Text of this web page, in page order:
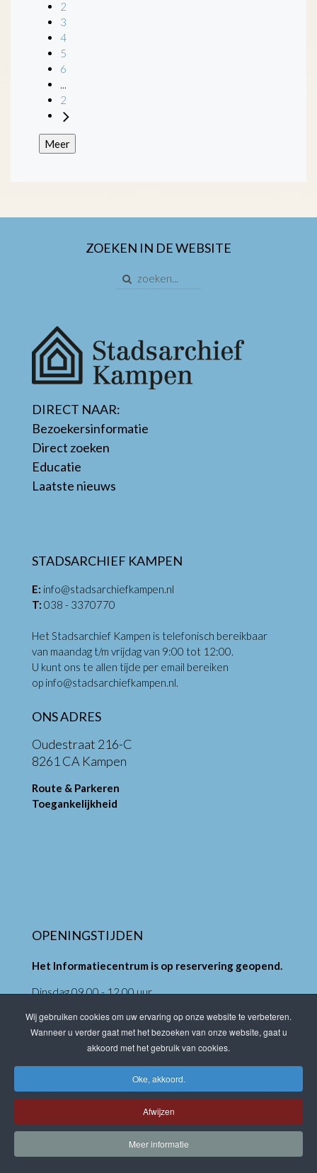
2
3
4
5
6
2
Meer
ZOEKEN IN DE WEBSITE
DIRECT NAAR:
Bezoekersinformatie
Direct zoeken
Educatie
Laatste nieuws
STADSARCHIEF KAMPEN
E: info@stadsarchiefkampen.nl
T: 038 - 3370770
Het Stadsarchief Kampen is telefonisch bereikbaar
van maandag t/m vrijdag van 9:00 tot 12:00.
U kunt ons te allen tijde per email bereiken
op info@stadsarchiefkampen.nl
ONS ADRES
Oudestraat 216-C
8261 CA Kampen
Route & Parkeren
Toegankelijkheid
OPENINGSTIJDEN
Het Informatiecentrum is op reservering geopend.
Dinsdag 09.00 - 12.00 uur
Donderdag 09.00 - 12.00 uur
Donderdag 13.00 - 16.00 uur
Alleen op afspraak
Gewijzigde openingstijden
- Het Informatiecentrum is gesloten op dinsdag 5 mei
en donderdag 14 mei 2026.
Wij gebruiken cookies om uw ervaring op onze website te verbeteren.
Wanneer u verder gaat met het bezoeken van onze website, gaat u
akkoord met het gebruik van cookies.
Oke, akkoord.
Afwijzen
Meer informatie